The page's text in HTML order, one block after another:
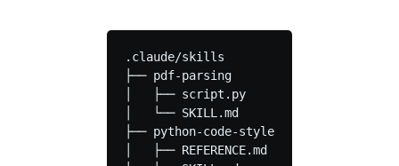
.claude/skills
├── pdf-parsing
│   ├── script.py
│   └── SKILL.md
├── python-code-style
│   ├── REFERENCE.md